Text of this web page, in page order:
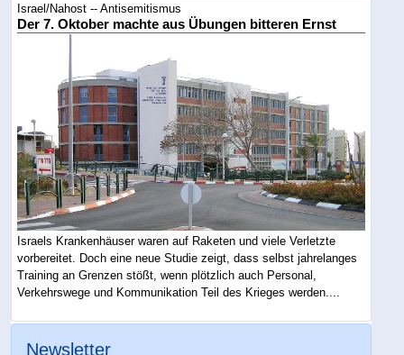
Israel/Nahost -- Antisemitismus
Der 7. Oktober machte aus Übungen bitteren Ernst
Israels Krankenhäuser waren auf Raketen und viele Verletzte
vorbereitet. Doch eine neue Studie zeigt, dass selbst jahrelanges
Training an Grenzen stößt, wenn plötzlich auch Personal,
Verkehrswege und Kommunikation Teil des Krieges werden....
Newsletter